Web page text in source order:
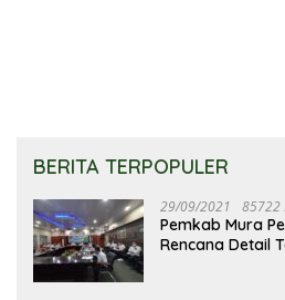
BERITA TERPOPULER
29/09/2021 85722
Pemkab Mura
Rencana Detail